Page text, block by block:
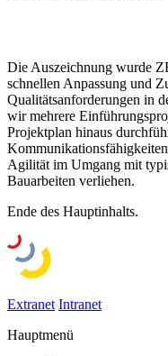
Die Auszeichnung wurde
schnellen Anpassung und
Qualitätsanforderungen in
wir mehrere
Projektplan hinaus
Agilität im Umgang mit
Bauarbeiten verliehen.
Ende des Hauptinhalts.
Extranet Intranet
Hauptmenü